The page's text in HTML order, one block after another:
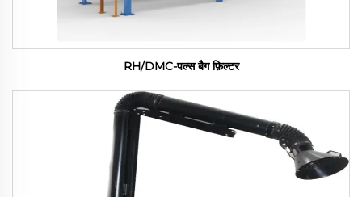
RH/DMC-पल्स बैग फ़िल्टर